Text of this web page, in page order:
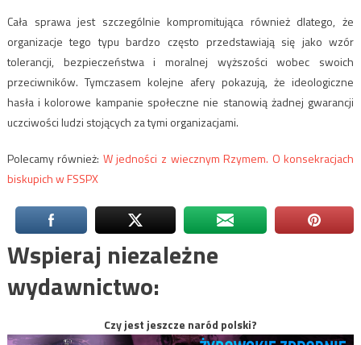
Cała sprawa jest szczególnie kompromitująca również dlatego, że
organizacje tego typu bardzo często przedstawiają się jako wzór
tolerancji, bezpieczeństwa i moralnej wyższości wobec swoich
przeciwników. Tymczasem kolejne afery pokazują, że ideologiczne
hasła i kolorowe kampanie społeczne nie stanowią żadnej gwarancji
uczciwości ludzi stojących za tymi organizacjami.
Polecamy również: W jedności z wiecznym Rzymem. O konsekracjach
biskupich w FSSPX
Wspieraj niezależne
wydawnictwo:
Czy jest jeszcze naród polski?